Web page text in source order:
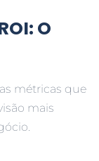
O
métricas que
mais